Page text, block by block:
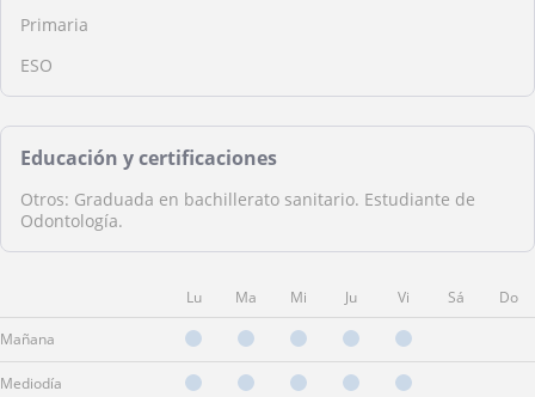
Primaria
ESO
Educación y certificaciones
Otros: Graduada en bachillerato sanitario. Estudiante de
Odontología.
Lu Ma Mi Ju Vi Sá Do
Mañana
Mediodía